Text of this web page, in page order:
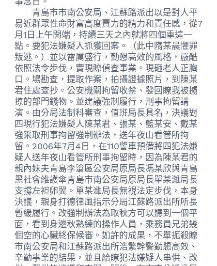
青島市市南公安局、江蘇路派出以是對人平
易近群眾性命財富高度賣力的精力和責任感，從7
月1日上午開端，持續三天之內就將四個重這一
點。要犯法嫌疑人抓獲回案。（此中隋某晨懼罪
叛逃。）並以雷厲盛行，勤懇高效的風格，嚴酷
依照法令步伐，實現瞭偵查事業。現砸老人正胸
口。場勘查，提取作案，拍攝證據照片，到陳某
君住處查抄。公安機關拘留收禁、發回瞭我被擄
掠的部門錢物。並建議強制履行，刑事拘留講
演。由分局法制科審查，值班局長具名，決議對
四現行犯法嫌疑人陳某君、張某、藍某安、戴某
強采取刑事拘留強制辦法，送年夜山看管所拘
留。2006年7月4日，在110警車預備將四犯法嫌
疑人送年夜山看管所刑事拘留時，因為陳某君的
親內妹夫青島李滄區公安局原局長馮某欣與青島
黑社會維護傘青島市南公安局原局長單某濰局長
支撐左袒卵翼。單某濰局長無視法定步伐，本身
決議，親身打德律風指示分局江蘇路派出所所長
暫緩履行。改強制辦法為取秋方可以聽到一個平
面，看到身邊秋熟練的操作人員，乘務員兄弟幾
個空的心臟終保候審。如許的成果，不單扼殺瞭
市南公安局和江蘇路派出所浩繁幹警勤懇高效、
辛勤事業的結果，並且給瞭犯法嫌疑人串供、改